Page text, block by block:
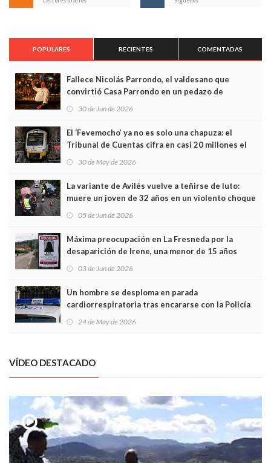
POPULARES RECIENTES COMENTADAS
Fallece Nicolás Parrondo, el valdesano que
convirtió Casa Parrondo en un pedazo de
Asturias en Madrid
30 de Jun de 2026
El ‘Fevemocho’ ya no es solo una chapuza: el
Tribunal de Cuentas cifra en casi 20 millones el
sobrecoste de los trenes que no cabían por los
30 de May de 2026
La variante de Avilés vuelve a teñirse de luto:
muere un joven de 32 años en un violento choque
frontal
05 de Jun de 2026
Máxima preocupación en La Fresneda por la
desaparición de Irene, una menor de 15 años
03 de Jun de 2026
Un hombre se desploma en parada
cardiorrespiratoria tras encararse con la Policía
Local en Luanco
24 de May de 2026
VÍDEO DESTACADO